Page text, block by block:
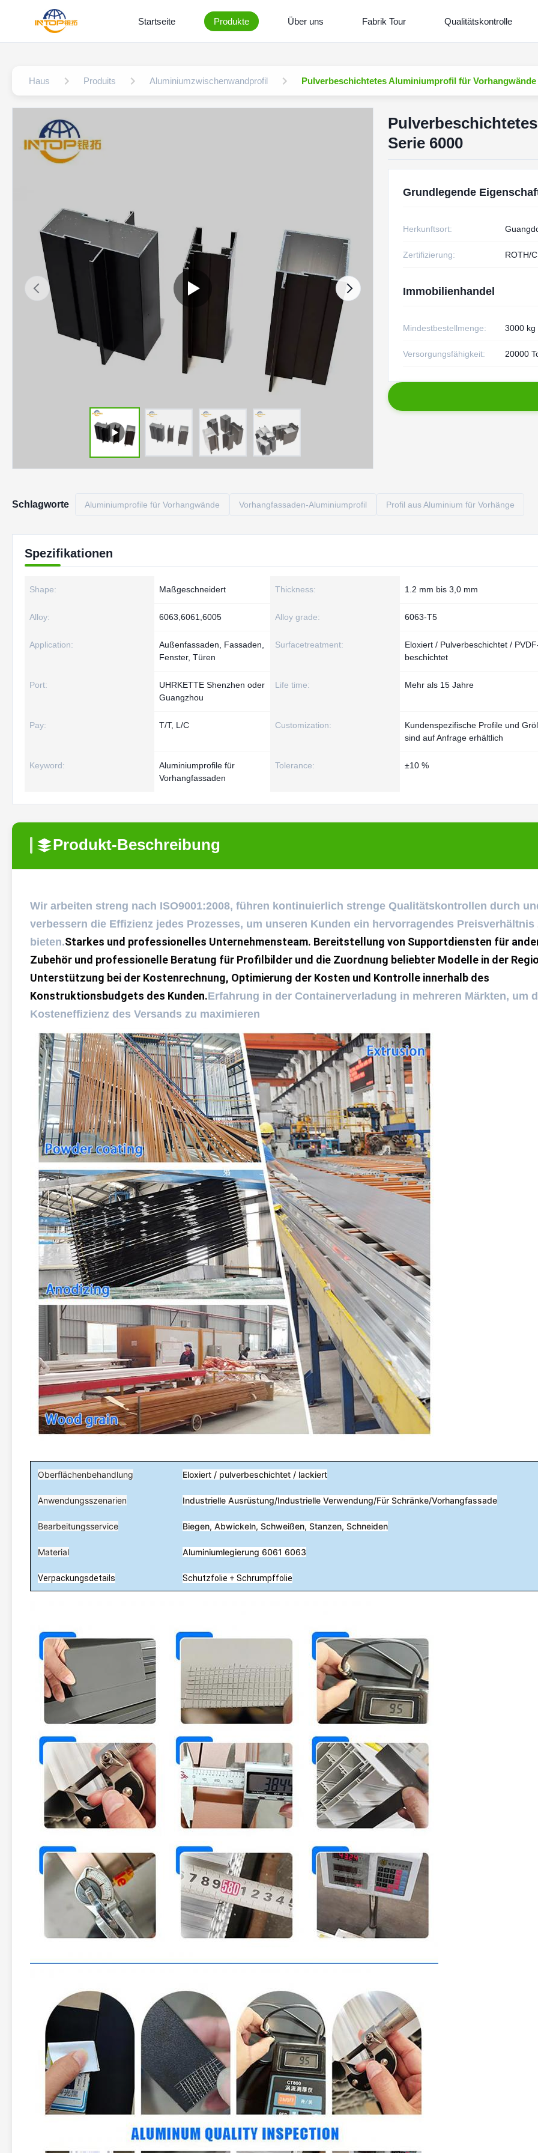
Startseite Produkte Über uns Fabrik Tour Qualitätskontrolle
Haus Produits Aluminiumzwischenwandprofil Pulverbeschichtetes Aluminiumprofil für Vorhangwände
Serie 6000
Grundlegende
Herkunftsort:
Zertifizierung: ROTH/
Immobilienhandel
Mindestbestellmenge: 3000 kg
Versorgungsfähigkeit: 20000
Schlagworte Aluminiumprofile für Vorhangwände Vorhangfassaden-Aluminiumprofil Profil aus Aluminium für Vorhänge
Spezifikationen
Shape: Maßgeschneidert Thickness: 1.2 mm bis 3,0 mm
Alloy: 6063,6061,6005 Alloy grade: 6063-T5
Application:
Außenfassaden, Fassaden,
Fenster, Türen
Surfacetreatment:
Eloxiert / Pulverbeschichtet /
beschichtet
Port:
UHRKETTE Shenzhen oder
Guangzhou
Life time: Mehr als 15 Jahre
Pay: T/T, L/C Customization:
Kundenspezifische Profile und
sind auf Anfrage erhältlich
Keyword:
Aluminiumprofile für
Vorhangfassaden
Tolerance: ±10 %
Produkt-Beschreibung
Wir arbeiten streng nach ISO9001:2008, führen kontinuierlich strenge Qualitätskontrollen durch
verbessern die Effizienz jedes Prozesses, um unseren Kunden ein hervorragendes Preisverhältnis
bieten.Starkes und professionelles Unternehmensteam. Bereitstellung von Supportdiensten für
Zubehör und professionelle Beratung für Profilbilder und die Zuordnung beliebter Modelle in der
Unterstützung bei der Kostenrechnung, Optimierung der Kosten und Kontrolle innerhalb des
Konstruktionsbudgets des Kunden.Erfahrung in der Containerverladung in mehreren Märkten, um
Kosteneffizienz des Versands zu maximieren
Oberflächenbehandlung Eloxiert / pulverbeschichtet / lackiert
Anwendungsszenarien Industrielle Ausrüstung/Industrielle Verwendung/Für Schränke/Vorhangfassade
Bearbeitungsservice Biegen, Abwickeln, Schweißen, Stanzen, Schneiden
Material Aluminiumlegierung 6061 6063
Verpackungsdetails Schutzfolie + Schrumpffolie